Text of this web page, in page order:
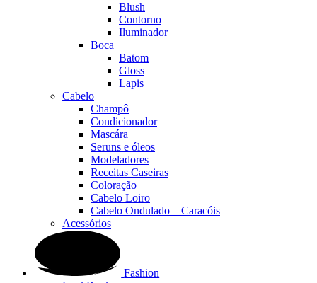
Blush
Contorno
Iluminador
Boca
Batom
Gloss
Lapis
Cabelo
Champô
Condicionador
Mascára
Seruns e óleos
Modeladores
Receitas Caseiras
Coloração
Cabelo Loiro
Cabelo Ondulado – Caracóis
Acessórios
Fashion